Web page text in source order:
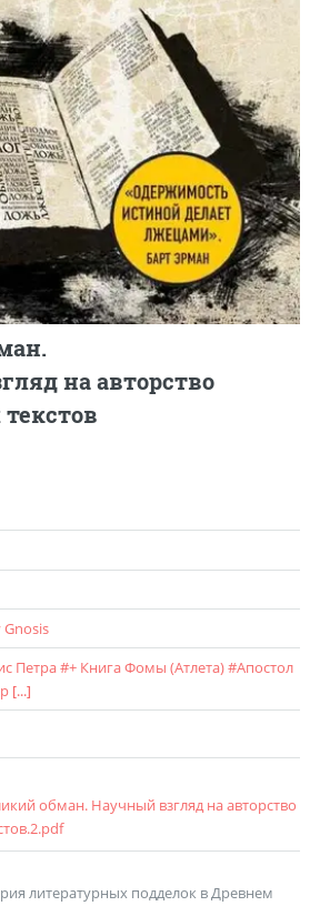
на авторство
Петра#+ Книга Фомы (Атлета)#Апостол
[...]
обман. Научный взгляд на авторство
литературных подделок в Древнем